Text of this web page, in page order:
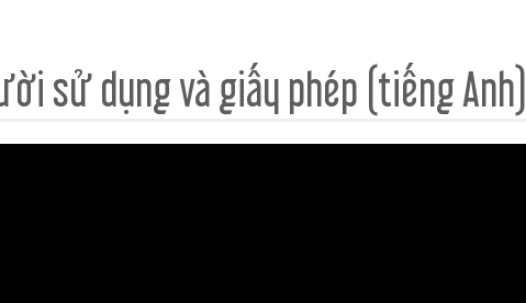
sử dụng và giấy phép (tiếng Anh)